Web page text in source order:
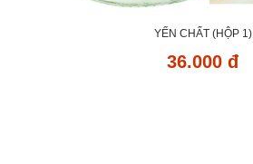
YẾN CHẤT (HỘP 1)
36.000 đ